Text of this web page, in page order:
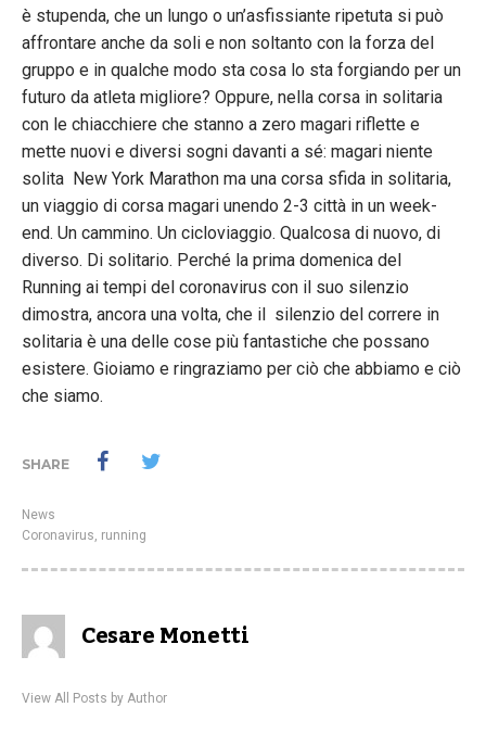
è stupenda, che un lungo o un’asfissiante ripetuta si può
affrontare anche da soli e non soltanto con la forza del
gruppo e in qualche modo sta cosa lo sta forgiando per un
futuro da atleta migliore? Oppure, nella corsa in solitaria
con le chiacchiere che stanno a zero magari riflette e
mette nuovi e diversi sogni davanti a sé: magari niente
solita New York Marathon ma una corsa sfida in solitaria,
un viaggio di corsa magari unendo 2-3 città in un week-
end. Un cammino. Un cicloviaggio. Qualcosa di nuovo, di
diverso. Di solitario. Perché la prima domenica del
Running ai tempi del coronavirus con il suo silenzio
dimostra, ancora una volta, che il silenzio del correre in
solitaria è una delle cose più fantastiche che possano
esistere. Gioiamo e ringraziamo per ciò che abbiamo e ciò
che siamo.
SHARE
News
Coronavirus, running
Cesare Monetti
View All Posts by Author